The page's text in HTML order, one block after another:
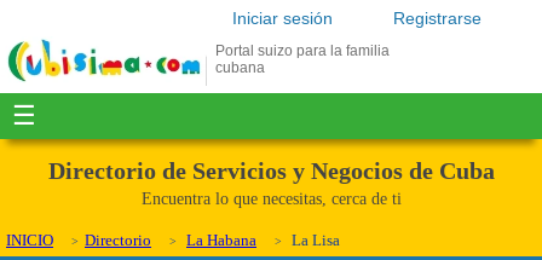
Registrarse
Iniciar sesión
Portal suizo para la familia
cubana
☰
Directorio de Servicios y Negocios de Cuba
Encuentra lo que necesitas, cerca de ti
INICIO Directorio La Habana La Lisa